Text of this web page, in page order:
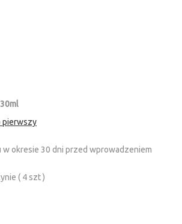
pierwszy
w okresie 30 dni przed wprowadzeniem
( 4 szt )